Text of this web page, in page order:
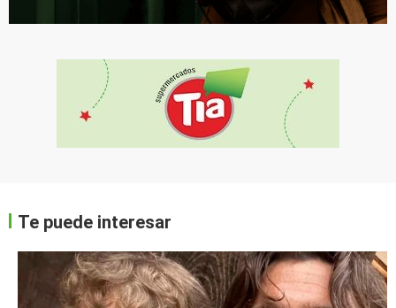
Te puede interesar